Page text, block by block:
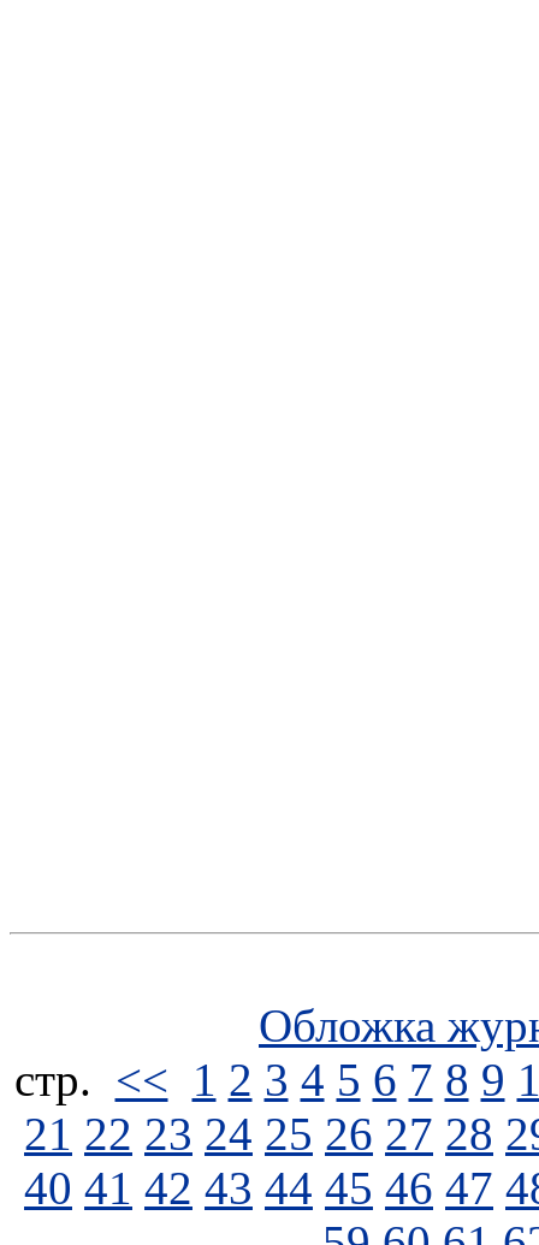
Обложка
стp. << 1 2 3 4 5 6 7 8 9
21 22 23 24 25 26 27 28
40 41 42 43 44 45 46 47